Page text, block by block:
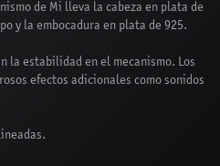
de Mi lleva la cabeza en plata de
y la embocadura en plata de 925.
la estabilidad en el mecanismo. Los
efectos adicionales como sonidos